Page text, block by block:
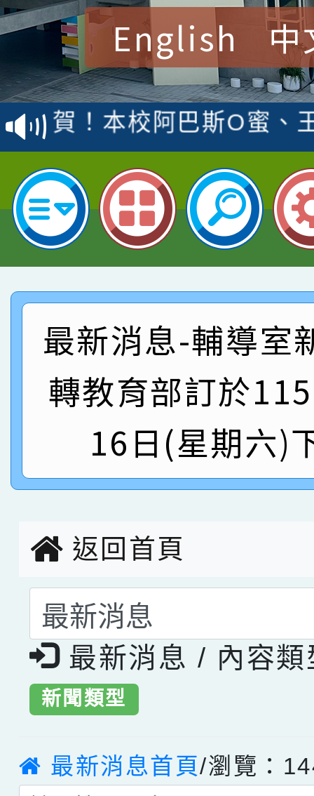
English 中
賀！本校參加桃園市中
賽 洪綺君教師榮獲社
名
賀！本校阿巴斯O蜜、
倩參加桃園市科展 國
名 指導老師王老師、
賀！本校四年二班張O
園市英語競賽國小朗讀
指導老師林老師
賀！本校參加桃園市中
賽 劉文瑛教師榮獲教
臺灣台語-第二名
賀！本校參與2026世
市賽榮獲科學小創客佳
創客第三名。
賀！本校參加桃園市中
賽 洪綺君教師榮獲社
名
賀！本校阿巴斯O蜜、
倩參加桃園市科展 國
名 指導老師王老師、
賀！本校四年二班張O
園市英語競賽國小朗讀
指導老師林老師
賀！本校參加桃園市中
賽 劉文瑛教師榮獲教
臺灣台語-第二名
賀！本校參與2026世
市賽榮獲科學小創客佳
最新消息-輔導室
轉教育部訂於
16日(星期六)
返回首頁
選擇後頁面內容會更
最新消息 / 內容類
新聞類型
最新消息首頁/瀏覽：